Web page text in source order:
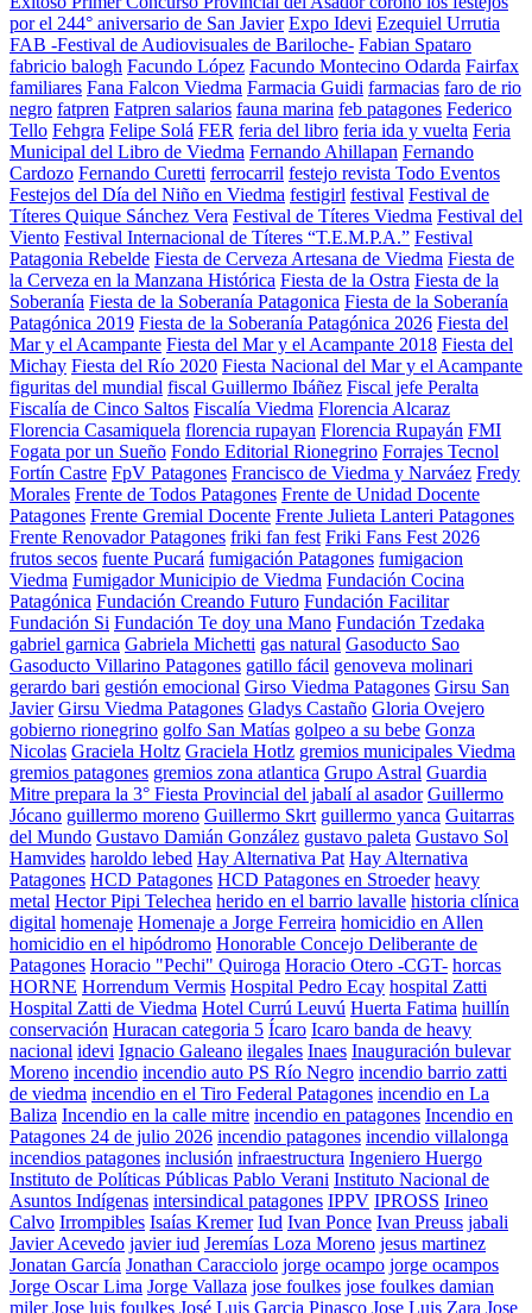
por el 244° aniversario de San Javier Expo Idevi Ezequiel Urrutia
FAB -Festival de Audiovisuales de Bariloche- Fabian Spataro
fabricio balogh Facundo López Facundo Montecino Odarda Fairfax
familiares Fana Falcon Viedma Farmacia Guidi farmacias faro de rio
negro fatpren Fatpren salarios fauna marina feb patagones Federico
Tello Fehgra Felipe Solá FER feria del libro feria ida y vuelta Feria
Municipal del Libro de Viedma Fernando Ahillapan Fernando
Cardozo Fernando Curetti ferrocarril festejo revista Todo Eventos
Festejos del Día del Niño en Viedma festigirl festival Festival de
Títeres Quique Sánchez Vera Festival de Títeres Viedma Festival del
Viento Festival Internacional de Títeres “T.E.M.P.A.” Festival
Patagonia Rebelde Fiesta de Cerveza Artesana de Viedma Fiesta de
la Cerveza en la Manzana Histórica Fiesta de la Ostra Fiesta de la
Soberanía Fiesta de la Soberanía Patagonica Fiesta de la Soberanía
Patagónica 2019 Fiesta de la Soberanía Patagónica 2026 Fiesta del
Mar y el Acampante Fiesta del Mar y el Acampante 2018 Fiesta del
Michay Fiesta del Río 2020 Fiesta Nacional del Mar y el Acampante
figuritas del mundial fiscal Guillermo Ibáñez Fiscal jefe Peralta
Fiscalía de Cinco Saltos Fiscalía Viedma Florencia Alcaraz
Florencia Casamiquela florencia rupayan Florencia Rupayán FMI
Fogata por un Sueño Fondo Editorial Rionegrino Forrajes Tecnol
Fortín Castre FpV Patagones Francisco de Viedma y Narváez Fredy
Morales Frente de Todos Patagones Frente de Unidad Docente
Patagones Frente Gremial Docente Frente Julieta Lanteri Patagones
Frente Renovador Patagones friki fan fest Friki Fans Fest 2026
frutos secos fuente Pucará fumigación Patagones fumigacion
Viedma Fumigador Municipio de Viedma Fundación Cocina
Patagónica Fundación Creando Futuro Fundación Facilitar
Fundación Si Fundación Te doy una Mano Fundación Tzedaka
gabriel garnica Gabriela Michetti gas natural Gasoducto Sao
Gasoducto Villarino Patagones gatillo fácil genoveva molinari
gerardo bari gestión emocional Girso Viedma Patagones Girsu San
Javier Girsu Viedma Patagones Gladys Castaño Gloria Ovejero
gobierno rionegrino golfo San Matías golpeo a su bebe Gonza
Nicolas Graciela Holtz Graciela Hotlz gremios municipales Viedma
gremios patagones gremios zona atlantica Grupo Astral Guardia
Mitre prepara la 3° Fiesta Provincial del jabalí al asador Guillermo
Jócano guillermo moreno Guillermo Skrt guillermo yanca Guitarras
del Mundo Gustavo Damián González gustavo paleta Gustavo Sol
Hamvides haroldo lebed Hay Alternativa Pat Hay Alternativa
Patagones HCD Patagones HCD Patagones en Stroeder heavy
metal Hector Pipi Telechea herido en el barrio lavalle historia clínica
digital homenaje Homenaje a Jorge Ferreira homicidio en Allen
homicidio en el hipódromo Honorable Concejo Deliberante de
Patagones Horacio "Pechi" Quiroga Horacio Otero -CGT- horcas
HORNE Horrendum Vermis Hospital Pedro Ecay hospital Zatti
Hospital Zatti de Viedma Hotel Currú Leuvú Huerta Fatima huillín
conservación Huracan categoria 5 Ícaro Icaro banda de heavy
nacional idevi Ignacio Galeano ilegales Inaes Inauguración bulevar
Moreno incendio incendio auto PS Río Negro incendio barrio zatti
de viedma incendio en el Tiro Federal Patagones incendio en La
Baliza Incendio en la calle mitre incendio en patagones Incendio en
Patagones 24 de julio 2026 incendio patagones incendio villalonga
incendios patagones inclusión infraestructura Ingeniero Huergo
Instituto de Políticas Públicas Pablo Verani Instituto Nacional de
Asuntos Indígenas intersindical patagones IPPV IPROSS Irineo
Calvo Irrompibles Isaías Kremer Iud Ivan Ponce Ivan Preuss jabali
Javier Acevedo javier iud Jeremías Loza Moreno jesus martinez
Jonatan García Jonathan Caracciolo jorge ocampo jorge ocampos
Jorge Oscar Lima Jorge Vallaza jose foulkes jose foulkes damian
miler Jose luis foulkes José Luis Garcia Pinasco Jose Luis Zara Jose